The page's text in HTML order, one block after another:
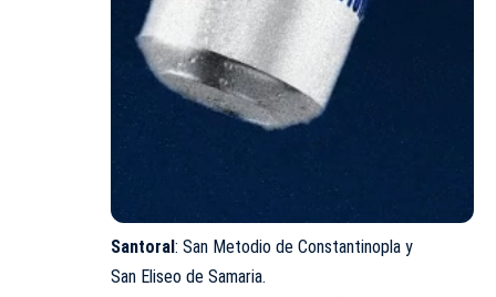
Santoral: San Metodio de Constantinopla y
San Eliseo de Samaria.